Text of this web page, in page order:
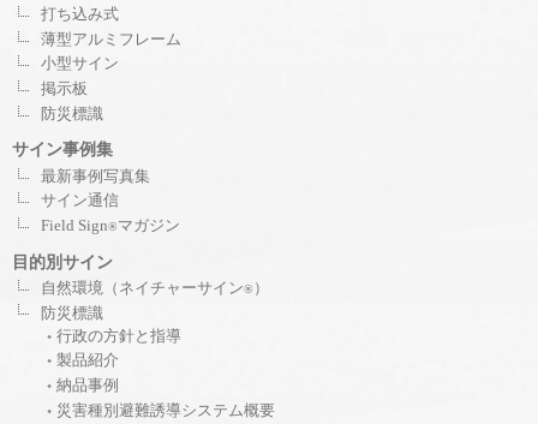
打ち込み式
薄型アルミフレーム
小型サイン
掲示板
防災標識
サイン事例集
最新事例写真集
サイン通信
Field Sign®マガジン
目的別サイン
自然環境（ネイチャーサイン® ）
防災標識
行政の方針と指導
製品紹介
納品事例
災害種別避難誘導システム概要